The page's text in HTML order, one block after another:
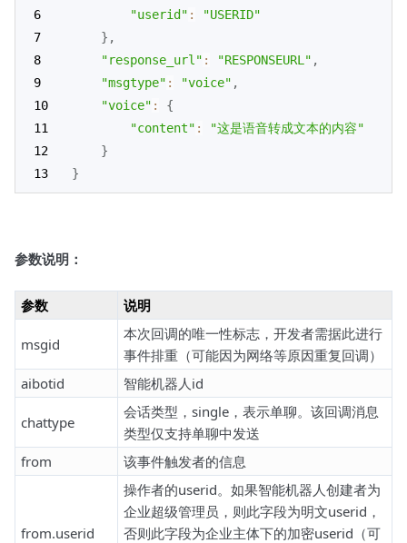
"userid" :
"USERID"
} ,
"response_url" : "RESPONSEURL" ,
"msgtype" : "voice" ,
"voice" :
{
"content" :
"这是语音转成文本的内容"
}
}
参数说明：
参数 说明
msgid
本次回调的唯一性标志，开发者需据此进行
事件排重（可能因为网络等原因重复回调）
aibotid
智能机器人id
chattype
会话类型，single，表示单聊。该回调消息
类型仅支持单聊中发送
from
该事件触发者的信息
from.userid
操作者的userid。如果智能机器人创建者为
企业超级管理员，则此字段为明文userid，
否则此字段为企业主体下的加密userid（可